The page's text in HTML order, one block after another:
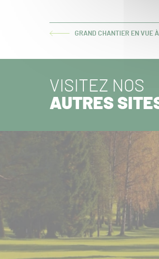
ARTICLEGRAND CHANTIER EN VUE
VISITEZ NOS
AUTRES